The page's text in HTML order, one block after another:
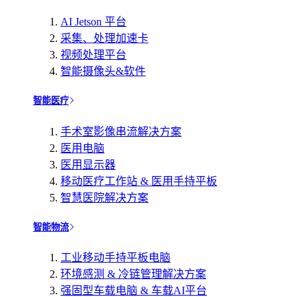
AI Jetson 平台
采集、处理加速卡
视频处理平台
智能摄像头&软件
智能医疗
手术室影像串流解决方案
医用电脑
医用显示器
移动医疗工作站 & 医用手持平板
智慧医院解决方案
智能物流
工业移动手持平板电脑
环境感测 & 冷链管理解决方案
强固型车载电脑 & 车载AI平台